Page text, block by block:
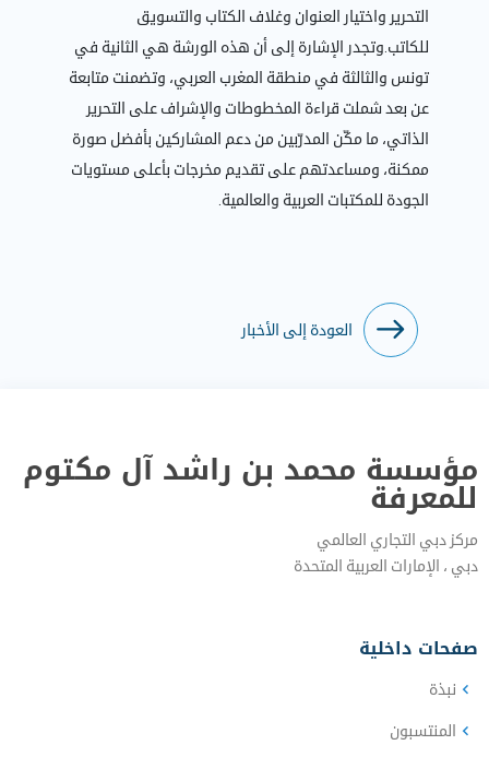
التحرير واختيار العنوان وغلاف الكتاب والتسويق
للكاتب.وتجدر الإشارة إلى أن هذه الورشة هي الثانية في
تونس والثالثة في منطقة المغرب العربي، وتضمنت متابعة
عن بعد شملت قراءة المخطوطات والإشراف على التحرير
الذاتي، ما مكّن المدرّبين من دعم المشاركين بأفضل صورة
ممكنة، ومساعدتهم على تقديم مخرجات بأعلى مستويات
الجودة للمكتبات العربية والعالمية.
العودة إلى الأخبار
مؤسسة محمد بن راشد آل مكتوم
للمعرفة
مركز دبي التجاري العالمي
دبي‎ ، الإمارات العربية المتحدة‎
صفحات داخلية
نبذة‎
المنتسبون